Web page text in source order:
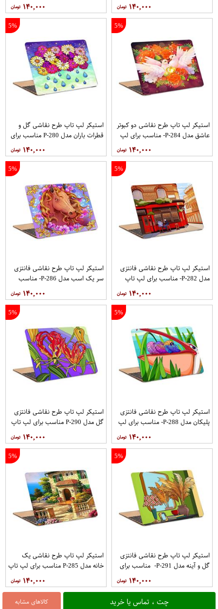
کالاهای مشابه چت ، تماس یا خرید
۱۴۰,۰۰۰ ۱۴۰,۰۰۰
5%
استیکر لپ تاپ طرح نقاشی دو کبوتر
عاشق مدل P-284- مناسب برای لپ
۱۴۰,۰۰۰
5%
استیکر لپ تاپ طرح نقاشی گل و
قطرات باران مدل P-280 مناسب برای
۱۴۰,۰۰۰
5%
استیکر لپ تاپ طرح نقاشی فانتزی
مدل P-282- مناسب برای لپ تاپ
۱۴۰,۰۰۰
5%
استیکر لپ تاپ طرح نقاشی فانتزی
سر یک اسب مدل P-286- مناسب
۱۴۰,۰۰۰
5%
استیکر لپ تاپ طرح نقاشی فانتزی
پلیکان مدل P-288- مناسب برای لپ
۱۴۰,۰۰۰
5%
استیکر لپ تاپ طرح نقاشی فانتزی
گل مدل P-290 مناسب برای لپ تاپ
۱۴۰,۰۰۰
5%
استیکر لپ تاپ طرح نقاشی فانتزی
گل و آینه مدل P-291- مناسب برای
۱۴۰,۰۰۰
5%
استیکر لپ تاپ طرح نقاشی یک
خانه مدل P-285 مناسب برای لپ تاپ
۱۴۰,۰۰۰